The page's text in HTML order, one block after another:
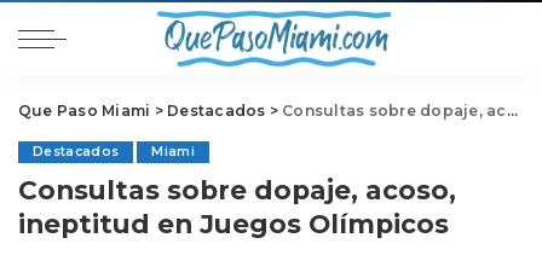
Que Paso Miami > Destacados > Consultas sobre dopaje, acoso, ineptitud en Juegos Olímpicos
Destacados Miami
Consultas sobre dopaje, acoso,
ineptitud en Juegos Olímpicos